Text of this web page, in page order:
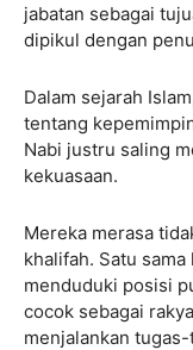
jabatan sebagai
dipikul dengan
Dalam sejarah
tentang
Nabi justru saling
kekuasaan.
Mereka merasa
khalifah. Satu
menduduki posisi
cocok sebagai
menjalankan